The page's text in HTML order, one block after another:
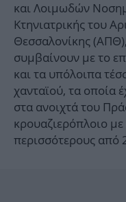
και Λοιμωδών
Κτηνιατρικής του
Θεσσαλονίκης
συμβαίνουν με το
και τα υπόλοιπα
χανταϊού, τα οποία
στα ανοιχτά του
κρουαζιερόπλοιο
περισσότερους από